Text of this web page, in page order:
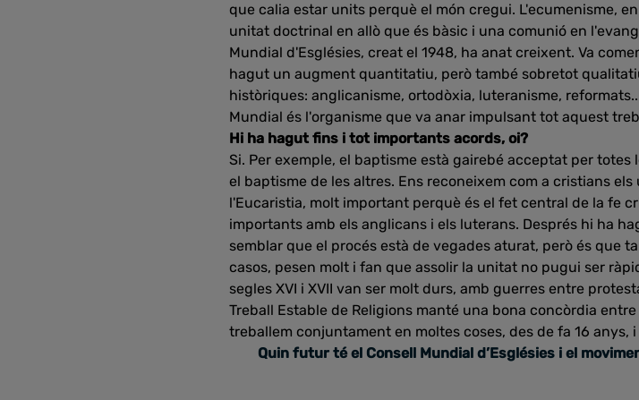
que calia estar units perquè el món cregui. L'ecumenisme,
unitat doctrinal en allò que és bàsic i una comunió en
Mundial d'Esglésies, creat el 1948, ha anat creixent. Va
hagut un augment quantitatiu, però també sobretot
històriques: anglicanisme, ortodòxia, luteranisme,
Mundial és l'organisme que va anar impulsant tot aquest
Hi ha hagut fins i tot importants acords, oi?
Si. Per exemple, el baptisme està gairebé acceptat per
el baptisme de les altres. Ens reconeixem com a cristians
l'Eucaristia, molt important perquè és el fet central de la fe
importants amb els anglicans i els luterans. Després hi ha
semblar que el procés està de vegades aturat, però és que
casos, pesen molt i fan que assolir la unitat no pugui ser
segles XVI i XVII van ser molt durs, amb guerres entre
Treball Estable de Religions manté una bona concòrdia
treballem conjuntament en moltes coses, des de fa 16 anys,
Quin futur té el Consell Mundial d’Esglésies i el